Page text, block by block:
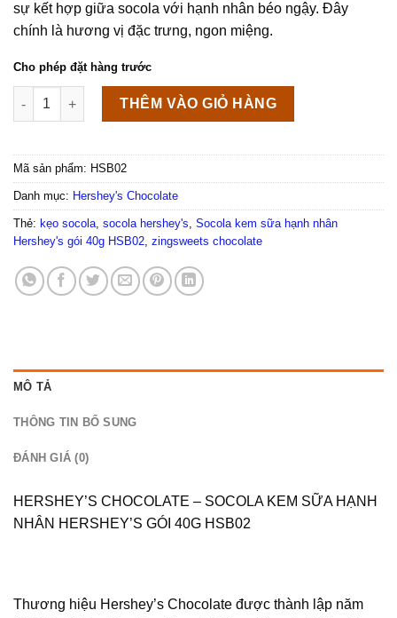
sự kết hợp giữa socola với hạnh nhân béo ngậy. Đây
chính là hương vị đặc trưng, ngon miệng.
Cho phép đặt hàng trước
Socola kem sữa hạnh nhân Hershey's gói 40g HSB02 số lượng
THÊM VÀO GIỎ HÀNG
Mã sản phẩm: HSB02
Danh mục: Hershey's Chocolate
Thẻ: kẹo socola socola hershey's Socola kem sữa hạnh nhân
Hershey's gói 40g HSB02 zingsweets chocolate
MÔ TẢ
THÔNG TIN BỔ SUNG
ĐÁNH GIÁ (0)
HERSHEY’S CHOCOLATE – SOCOLA KEM SỮA HẠNH
NHÂN HERSHEY’S GÓI 40G HSB02
Thương hiệu Hershey’s Chocolate được thành lập năm